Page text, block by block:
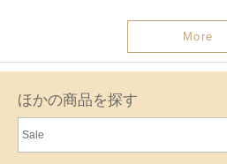
More
ほかの商品を探す